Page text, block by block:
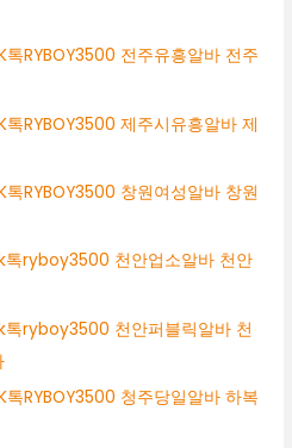
RYBOY3500 전주유흥알바 전주
RYBOY3500 제주시유흥알바 제
RYBOY3500 창원여성알바 창원
ryboy3500 천안업소알바 천안
ryboy3500 천안퍼블릭알바 천
RYBOY3500 청주당일알바 하복